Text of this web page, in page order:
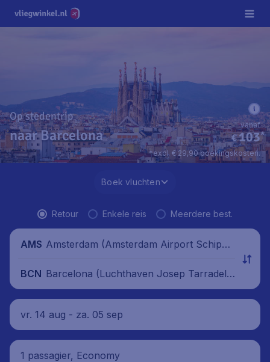
Op stedentrip
naar Barcelona €103*
vanaf
*excl. € 29,90 boekingskosten.
Boek vluchten
Retour Enkele reis Meerdere best.
AMS Amsterdam (Amsterdam Airport Schipho
BCN Barcelona (Luchthaven Josep Tarradella
s Barcelona-El Prat), Spanje
vr. 14 aug - za. 05 sep
1 passagier, Economy